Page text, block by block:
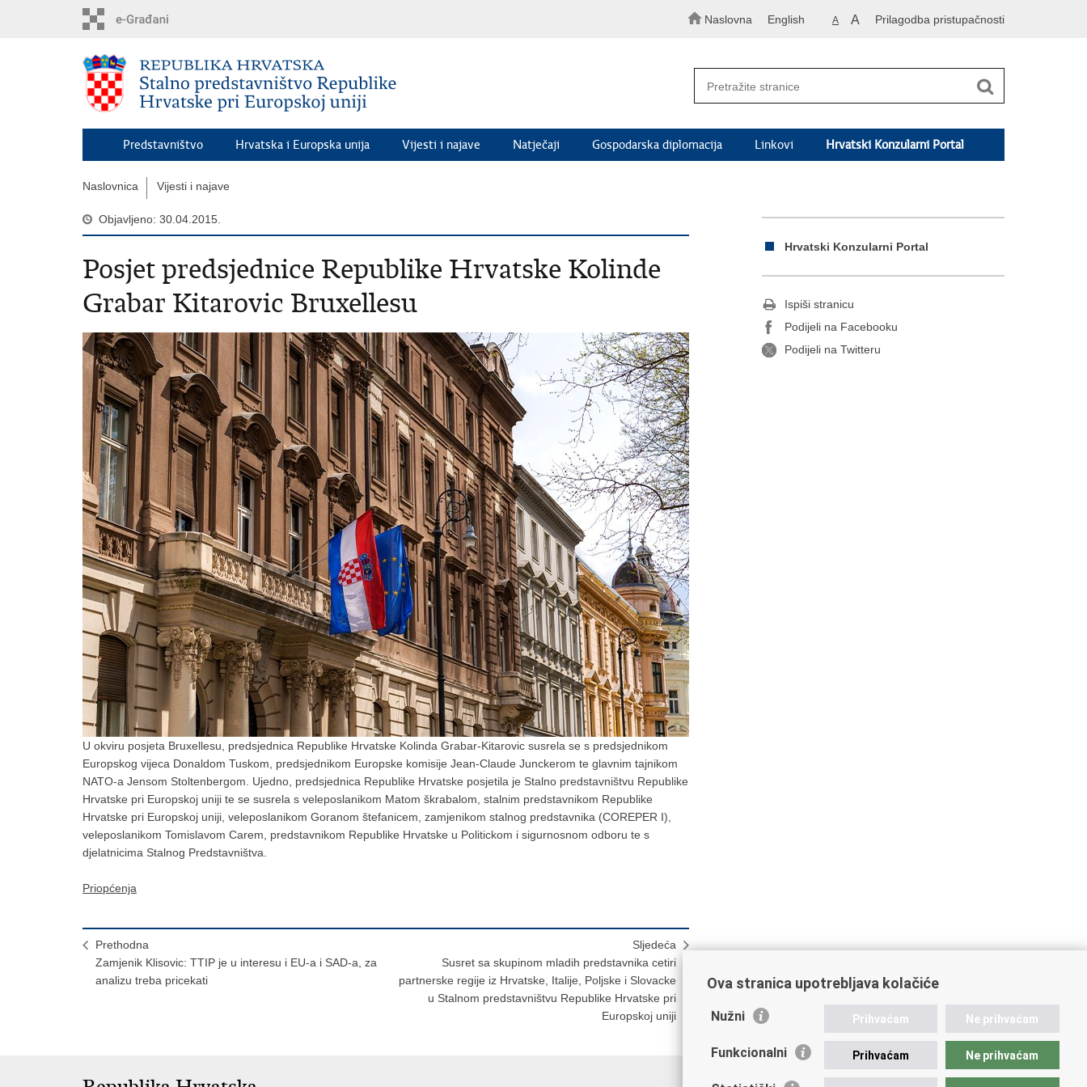
Naslovna English A A Prilagodba pristupačnosti
Predstavništvo Hrvatska i Europska unija Vijesti i najave Natječaji Gospodarska diplomacija Linkovi Hrvatski Konzularni Portal
Naslovnica Vijesti i najave
Objavljeno: 30.04.2015.
Posjet predsjednice Republike Hrvatske Kolinde
Grabar Kitarovic Bruxellesu
U okviru posjeta Bruxellesu, predsjednica Republike Hrvatske Kolinda Grabar-Kitarovic susrela se s predsjednikom
Europskog vijeca Donaldom Tuskom, predsjednikom Europske komisije Jean-Claude Junckerom te glavnim tajnikom
NATO-a Jensom Stoltenbergom. Ujedno, predsjednica Republike Hrvatske posjetila je Stalno predstavništvu Republike
Hrvatske pri Europskoj uniji te se susrela s veleposlanikom Matom škrabalom, stalnim predstavnikom Republike
Hrvatske pri Europskoj uniji, veleposlanikom Goranom štefanicem, zamjenikom stalnog predstavnika (COREPER I),
veleposlanikom Tomislavom Carem, predstavnikom Republike Hrvatske u Politickom i sigurnosnom odboru te s
djelatnicima Stalnog Predstavništva.
Priopćenja
Prethodna
Zamjenik Klisovic: TTIP je u interesu i EU-a i SAD-a, za
analizu treba pricekati
Sljedeća
Susret sa skupinom mladih predstavnika cetiri
partnerske regije iz Hrvatske, Italije, Poljske i Slovacke
u Stalnom predstavništvu Republike Hrvatske pri
Europskoj uniji
Hrvatski Konzularni Portal
Ispiši stranicu
Podijeli na Facebooku
Podijeli na Twitteru
Ova stranica upotrebljava kolačiće
Nužni Prihvaćam Ne prihvaćam
Funkcionalni Prihvaćam Ne prihvaćam